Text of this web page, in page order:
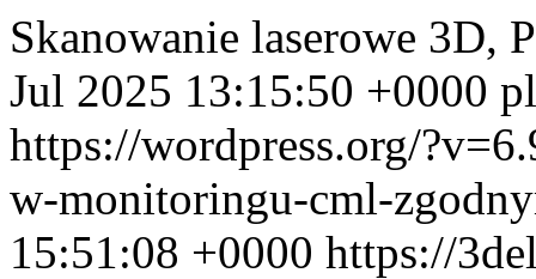
Skanowanie laserowe 3D,
Jul 2025 13:15:50 +0000
https://wordpress.org/
w-monitoringu-cml-
15:51:08 +0000 https://